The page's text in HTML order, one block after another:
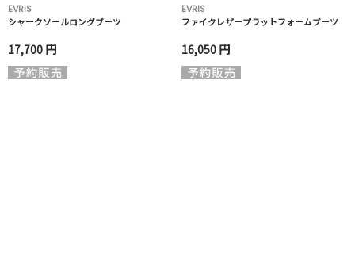
EVRIS
シャークソールロングブーツ
17,700 円
EVRIS
ファイクレザープラットフォームブーツ
16,050 円